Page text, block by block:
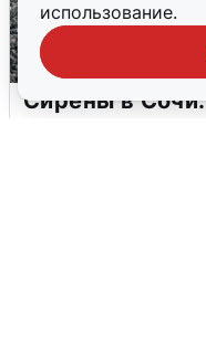
использование.
Сирены в